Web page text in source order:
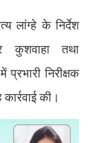
लांग्हे के निर्देश
कुशवाहा तथा
प्रभारी निरीक्षक
की।